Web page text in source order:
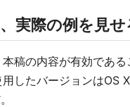
実際の例を見せ
稿の内容が有効であ
したバージョンはOS